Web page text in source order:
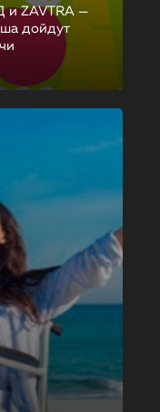
и ZAVTRA —
дойдут